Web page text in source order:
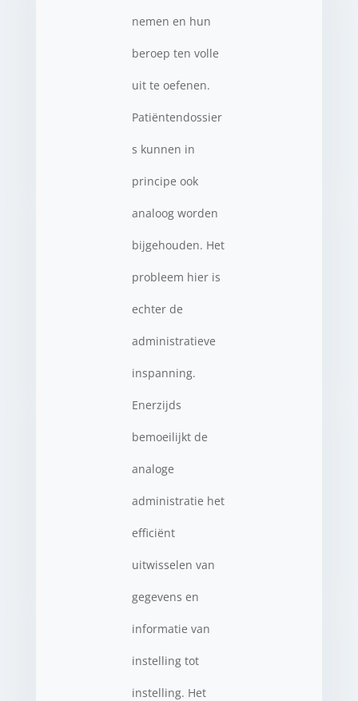
nemen en hun
beroep ten volle
uit te oefenen.
Patiëntendossier
s kunnen in
principe ook
analoog worden
bijgehouden. Het
probleem hier is
echter de
administratieve
inspanning.
Enerzijds
bemoeilijkt de
analoge
administratie het
efficiënt
uitwisselen van
gegevens en
informatie van
instelling tot
instelling. Het